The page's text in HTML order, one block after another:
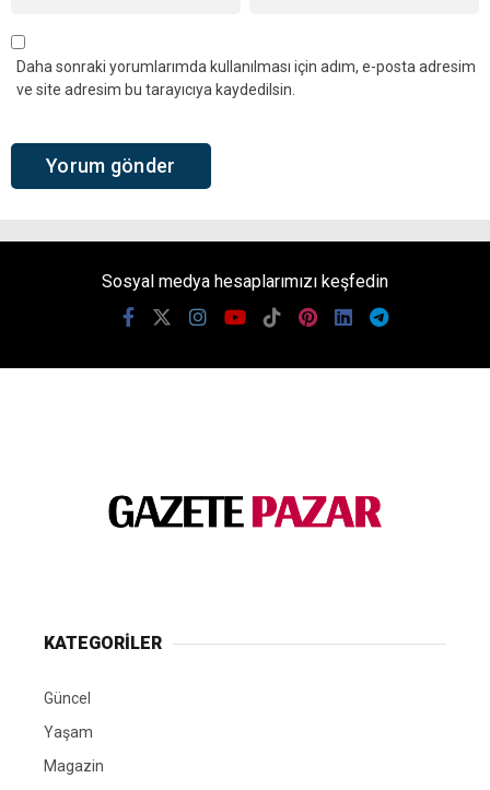
Daha sonraki yorumlarımda kullanılması için adım, e-posta adresim
ve site adresim bu tarayıcıya kaydedilsin.
Sosyal medya hesaplarımızı keşfedin
KATEGORİLER
Güncel
Yaşam
Magazin